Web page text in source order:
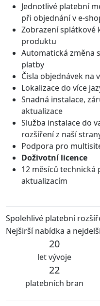
Jednotlivé platební
při objednání v e-
Zobrazení splátkové
produktu
Automatická změna
platby
Čísla objednávek na
Lokalizace do více
Snadná instalace,
aktualizace
Služba instalace do
rozšíření z naší
Podpora pro
Doživotní licence
12 měsíců
aktualizacím
Spolehlivé platební
Nejširší nabídka a
20
let vývoje
22
platebních bran